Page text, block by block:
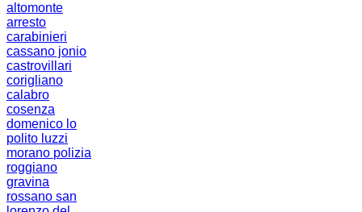
altomonte
arresto
carabinieri
cassano jonio
castrovillari
corigliano
calabro
cosenza
domenico lo
polito luzzi
morano polizia
roggiano
gravina
rossano san